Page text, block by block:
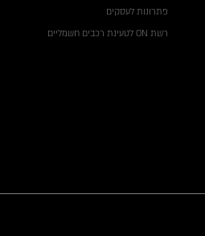
פתרונות לעסקים
רשת ON לטעינת רכבים חשמליים